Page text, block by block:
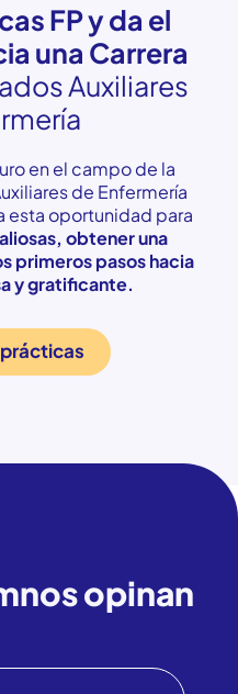
FP y da el
una Carrera
Auxiliares
en el campo de la
de Enfermería
esta oportunidad para
obtener una
primeros pasos hacia
y gratificante.
opinan